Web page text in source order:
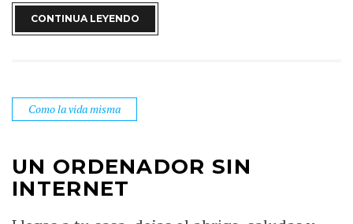
CONTINUA LEYENDO
Como la vida misma
UN ORDENADOR SIN
INTERNET